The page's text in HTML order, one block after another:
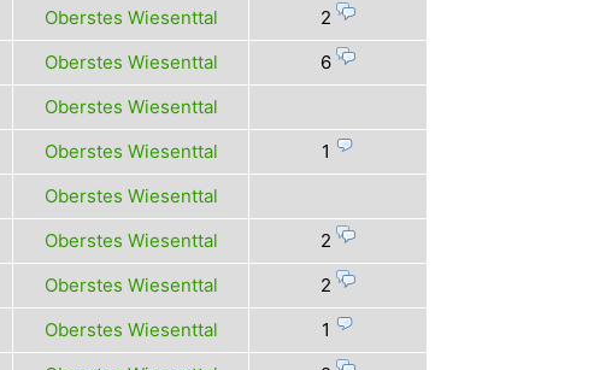
Oberstes Wiesenttal
2
Oberstes Wiesenttal
6
Oberstes Wiesenttal
Oberstes Wiesenttal
1
Oberstes Wiesenttal
Oberstes Wiesenttal
2
Oberstes Wiesenttal
2
Oberstes Wiesenttal
1